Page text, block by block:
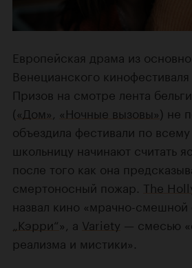
Европейская драма из
Венецианского кинофестиваля
Призов на смотре лента
(«Дом» «Ночные вызовы») не
объездила фестивали по
школьницу начинают считать
после того как она
смертоносный пожар. The
назвал кино «мрачно-
„Кэрри“», а Variety — смесью
реализма и мистики».